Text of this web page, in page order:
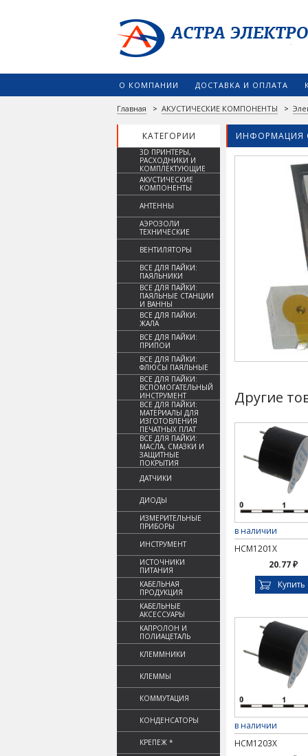
О КОМПАНИИ ДОСТАВКА И ОПЛАТА
Главная > АКУСТИЧЕСКИЕ КОМПОНЕНТЫ >
КАТЕГОРИИ ИНФОРМАЦИЯ
3D ПРИНТЕРЫ,
РАСХОДНИКИ И
КОМПЛЕКТУЮЩИЕ
АКУСТИЧЕСКИЕ
КОМПОНЕНТЫ
АНТЕННЫ
АЭРОЗОЛИ
ТЕХНИЧЕСКИЕ
ВЕНТИЛЯТОРЫ
ВСЕ ДЛЯ ПАЙКИ:
ПАЯЛЬНИКИ
ВСЕ ДЛЯ ПАЙКИ:
ПАЯЛЬНЫЕ СТАНЦИИ
И ВАННЫ
ВСЕ ДЛЯ ПАЙКИ:
ЖАЛА
ВСЕ ДЛЯ ПАЙКИ:
ПРИПОИ
ВСЕ ДЛЯ ПАЙКИ:
ФЛЮСЫ ПАЯЛЬНЫЕ
ВСЕ ДЛЯ ПАЙКИ:
ВСПОМОГАТЕЛЬНЫЙ
ИНСТРУМЕНТ
ВСЕ ДЛЯ ПАЙКИ:
МАТЕРИАЛЫ ДЛЯ
ИЗГОТОВЛЕНИЯ
ПЕЧАТНЫХ ПЛАТ
ВСЕ ДЛЯ ПАЙКИ:
МАСЛА, СМАЗКИ И
ЗАЩИТНЫЕ
ПОКРЫТИЯ
ДАТЧИКИ
ДИОДЫ
ИЗМЕРИТЕЛЬНЫЕ
ПРИБОРЫ
ИНСТРУМЕНТ
ИСТОЧНИКИ
ПИТАНИЯ
КАБЕЛЬНАЯ
ПРОДУКЦИЯ
КАБЕЛЬНЫЕ
АКСЕССУАРЫ
КАПРОЛОН И
ПОЛИАЦЕТАЛЬ
КЛЕММНИКИ
КЛЕММЫ
КОММУТАЦИЯ
КОНДЕНСАТОРЫ
КРЕПЕЖ *
Другие
в наличии
HCM1201X
20.77 ₽
Купить
в наличии
HCM1203X